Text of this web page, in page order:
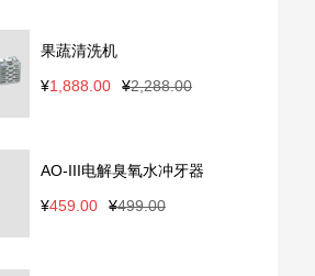
果蔬清洗机
¥2,288.00原
¥1,888.00
当
为：
AO-III电解臭氧水冲牙器
¥499.00原
¥459.00
当